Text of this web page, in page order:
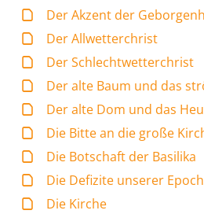
Der Akzent der
Der Allwetterchrist
Der Schlechtwetterchrist
Der alte Baum und das
Der alte Dom und das
Die Bitte an die große
Die Botschaft der Basilika
Die Defizite unserer
Die Kirche